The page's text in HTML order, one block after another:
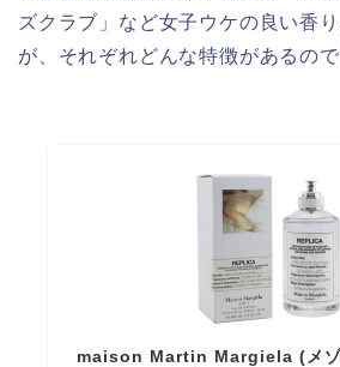
ズクラブ」など女子ウケの良い香
が、それぞれどんな特徴があるの
maison Martin Margiela (メゾ